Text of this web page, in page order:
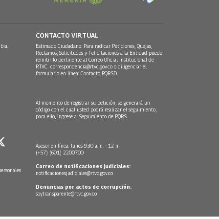
CONTACTO VIRTUAL
Estimado Ciudadano: Para radicar Peticiones, Quejas,
Reclamos, Solicitudes y Felicitaciones a la Entidad puede
remitir lo pertinente al Correo Oficial Institucional de
RTVC correspondencia@rtvc.gov.co o diligenciar el
formulario en línea: Contacto PQRSD.
Al momento de registrar su petición, se generará un
código con el cual usted podrá realizar el seguimiento,
para ello, ingrese a: Seguimiento de PQRS
Asesor en línea: lunes 9:30 a.m. - 12 m
(+57) (601) 2200700
Correo de notificaciones judiciales:
notificacionesjudiciales@rtvc.gov.co
Denuncias por actos de corrupción:
soytransparente@rtvc.gov.co